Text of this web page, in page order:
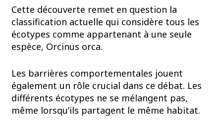
Cette découverte remet en question la
classification actuelle qui considère tous les
écotypes comme appartenant à une seule
espèce, Orcinus orca.
Les barrières comportementales jouent
également un rôle crucial dans ce débat. Les
différents écotypes ne se mélangent pas,
même lorsqu’ils partagent le même habitat.